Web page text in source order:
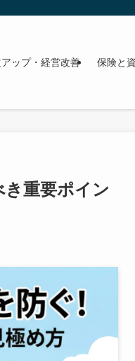
ップ・経営改善 保険と
重要ポイン